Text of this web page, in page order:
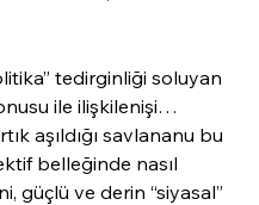
tedirginliği soluyan
ile ilişkilenişi…
aşıldığı savlananu bu
belleğinde nasıl
güçlü ve derin “siyasal”